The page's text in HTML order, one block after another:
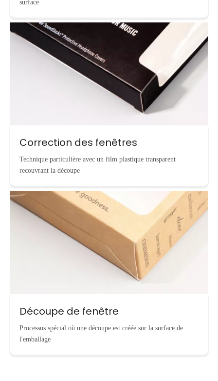
surface
Correction des fenêtres
Technique particulière avec un film plastique transparent
recouvrant la découpe
Découpe de fenêtre
Processus spécial où une découpe est créée sur la surface de
l'emballage